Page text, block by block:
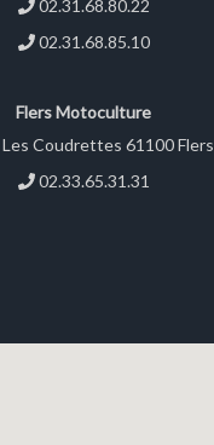
02.31.68.80.22
02.31.68.85.10
Flers Motoculture
Les Coudrettes 61100 Flers
02.33.65.31.31